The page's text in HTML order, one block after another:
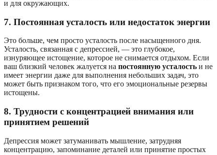
и для окружающих.
7. Постоянная усталость или недостаток энергии
Это больше, чем просто усталость после насыщенного дня.
Усталость, связанная с депрессией, — это глубокое,
изнуряющее истощение, которое не снимается отдыхом. Если
ваш близкий человек жалуется на постоянную усталость и не
имеет энергии даже для выполнения небольших задач, это
может быть признаком того, что его эмоциональные резервы
истощены.
8. Трудности с концентрацией внимания или
принятием решений
Депрессия может затуманивать мышление, затрудняя
концентрацию, запоминание деталей или принятие простых